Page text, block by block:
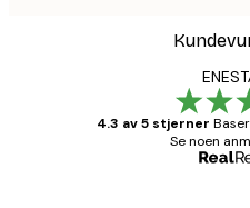
4.3 av 5 stjerner
Se noen